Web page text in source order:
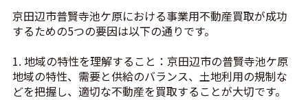
京田辺市普賢寺池ケ原における事業用不動産買取が成功
するための5つの要因は以下の通りです。
1. 地域の特性を理解すること：京田辺市の普賢寺池ケ原
地域の特性、需要と供給のバランス、土地利用の規制な
どを把握し、適切な不動産を買取することが大切です。